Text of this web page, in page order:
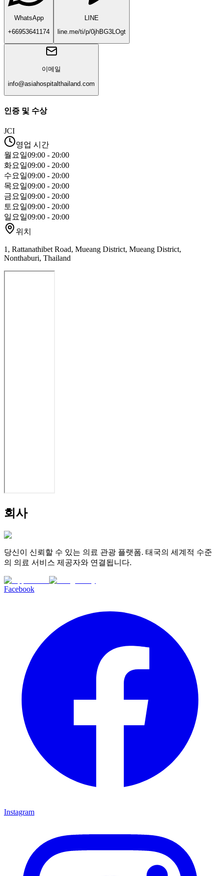
WhatsApp
+66953641174
LINE
line.me/ti/p/0jhBG3LOgt
이메일
info@asiahospitalthailand.com
인증 및 수상
JCI
영업 시간
월요일09:00 - 20:00
화요일09:00 - 20:00
수요일09:00 - 20:00
목요일09:00 - 20:00
금요일09:00 - 20:00
토요일09:00 - 20:00
일요일09:00 - 20:00
위치
1, Rattanathibet Road, Mueang District, Mueang District,
Nonthaburi, Thailand
회사
당신이 신뢰할 수 있는 의료 관광 플랫폼. 태국의 세계적 수준
의 의료 서비스 제공자와 연결됩니다.
Facebook
Instagram